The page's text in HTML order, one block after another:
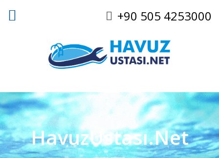
+90 505 4253000
HavuzUstası.Net